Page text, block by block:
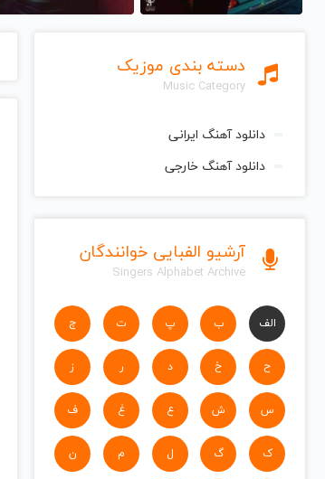
دسته بندی موزیک
Music Category
دانلود آهنگ ایرانی
دانلود آهنگ خارجی
آرشیو الفبایی خوانندگان
Singers Alphabet Archive
الف ب پ ت ج
ح خ د ر ز
س ش ع غ ف
ک گ ل م ن